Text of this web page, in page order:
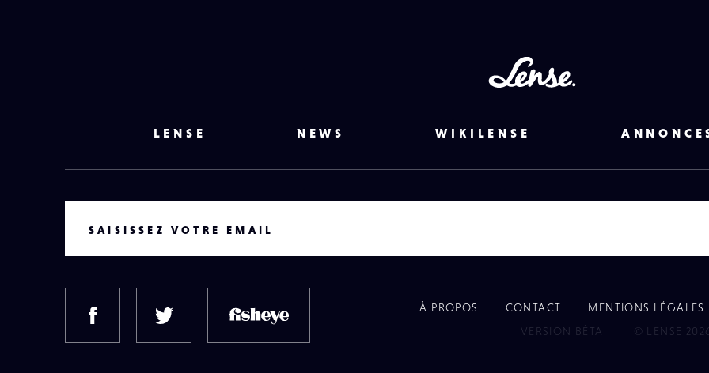
LENSE NEWS WIKILENSE
SAISISSEZ VOTRE EMAIL
FACEBOOK TWITTER
À PROPOS CONTACT
MENTIONS LÉGALES
VERSION BÊTA
© LENSE